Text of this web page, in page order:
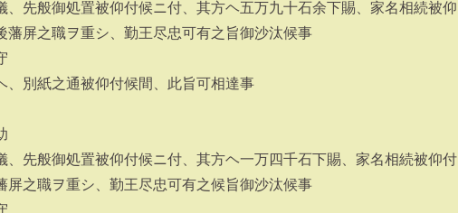
、先般御処置被仰付候ニ付、其方ヘ五万九十石余下賜、家名相続被仰
藩屏之職ヲ重シ、勤王尽忠可有之旨御沙汰候事
、別紙之通被仰付候間、此旨可相達事
、先般御処置被仰付候ニ付、其方ヘ一万四千石下賜、家名相続被仰付
屏之職ヲ重シ、勤王尽忠可有之候旨御沙汰候事